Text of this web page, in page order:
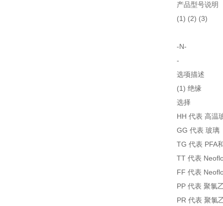
产品型号说明
(1) (2) (3)
-N-
-
选项描述
(1) 绝缘
选择
HH 代表 高温
GG 代表 玻璃
TG 代表 PFA
TT 代表
FF 代表
PP 代表 聚氯
PR 代表 聚氯